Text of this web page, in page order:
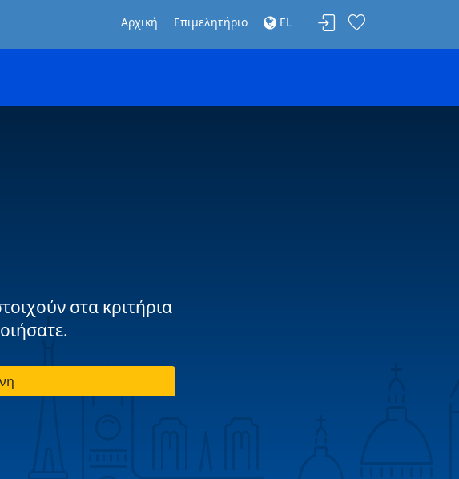
Αρχική Επιμελητήριο EL
στα κριτήρια